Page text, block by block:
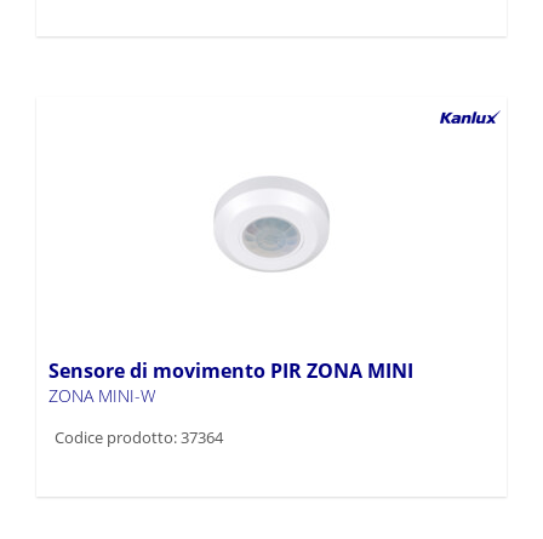
Sensore di movimento PIR ZONA MINI
ZONA MINI-W
Codice prodotto: 37364